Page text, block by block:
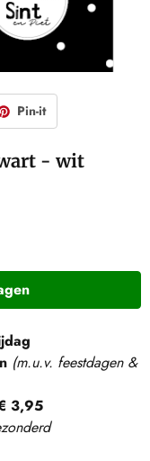
Pin-it
- wit
(m.u.v. feestdagen &
3,95